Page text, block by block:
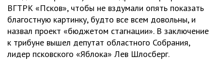
ВГТРК «Псков», чтобы не вздумали опять показать
благостную картинку, будто все всем довольны, и
назвал проект «бюджетом стагнации». В заключение
к трибуне вышел депутат областного Собрания,
лидер псковского «Яблока» Лев Шлосберг.